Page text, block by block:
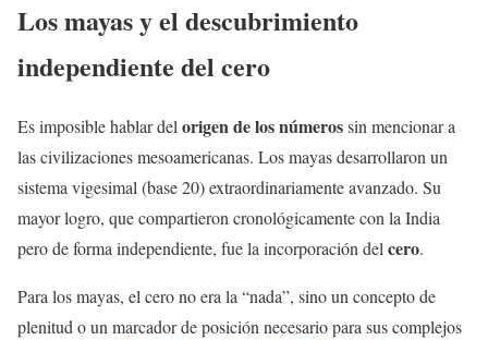
Los mayas y el descubrimiento
independiente del cero
Es imposible hablar del origen de los númerossin mencionar a
las civilizaciones mesoamericanas. Los mayas desarrollaron un
sistema vigesimal (base 20) extraordinariamente avanzado. Su
mayor logro, que compartieron cronológicamente con la India
pero de forma independiente, fue la incorporación del cero.
Para los mayas, el cero no era la “nada”, sino un concepto de
plenitud o un marcador de posición necesario para sus complejos